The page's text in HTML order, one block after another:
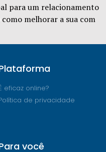
para um relacionamento
melhorar a sua com
eficaz online?
de privacidade
você